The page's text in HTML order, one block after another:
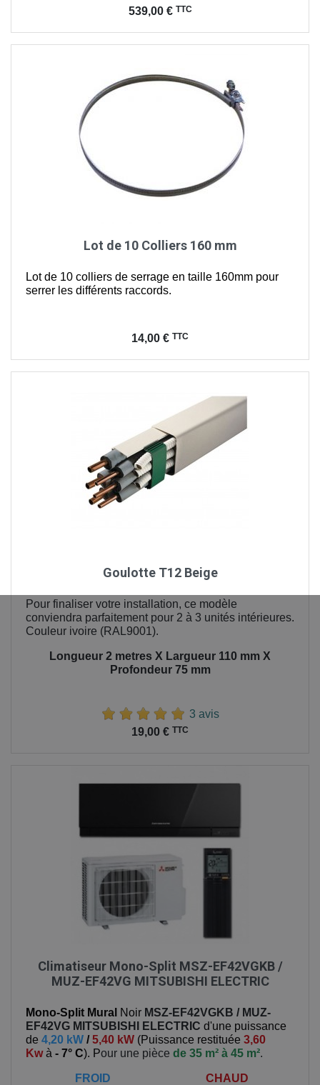
539,00 € TTC
Lot de 10 Colliers 160 mm
Lot de 10 colliers de serrage en taille 160mm pour
serrer les différents raccords.
14,00 € TTC
Goulotte T12 Beige
Pour finaliser votre installation, ce modèle
conviendra parfaitement pour 2 à 3 unités intérieures.
Couleur ivoire (RAL9001).
Longueur 2 metres X Largueur 110 mm X
Profondeur 75 mm
3 avis
19,00 € TTC
Climatiseur Mono-Split MSZ-EF42VGKB /
MUZ-EF42VG MITSUBISHI ELECTRIC
Mono-Split Mural Noir MSZ-EF42VGKB / MUZ-
EF42VG MITSUBISHI ELECTRIC d'une puissance
de 4,20 kW /5,40 kW (Puissance restituée 3,60
Kwà - 7° C). Pour une pièce de 35 m² à 45 m².
FROID CHAUD